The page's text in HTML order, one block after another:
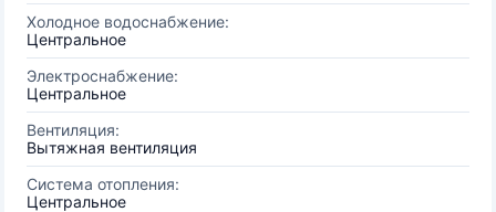
Холодное водоснабжение:
Центральное
Электроснабжение:
Центральное
Вентиляция:
Вытяжная вентиляция
Система отопления:
Центральное